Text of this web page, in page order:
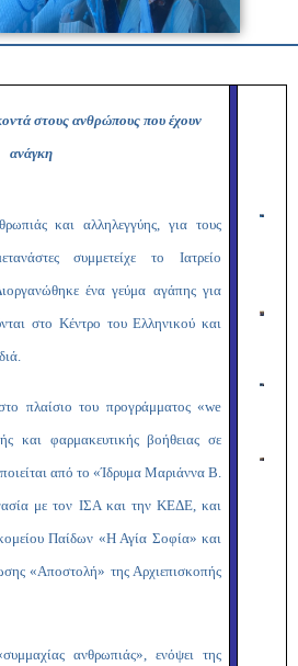
στους ανθρώπους που έχουν
ανάγκη
και αλληλεγγύης, για τους
συμμετείχε το Ιατρείο
ένα γεύμα αγάπης για
στο Κέντρο του Ελληνικού και
πλαίσιο του προγράμματος «we
και φαρμακευτικής βοήθειας σε
από το «Ίδρυμα Μαριάννα Β.
με τον ΙΣΑ και την ΚΕΔΕ, και
Παίδων «Η Αγία Σοφία» και
«Αποστολή» της Αρχιεπισκοπής
ανθρωπιάς», ενόψει της